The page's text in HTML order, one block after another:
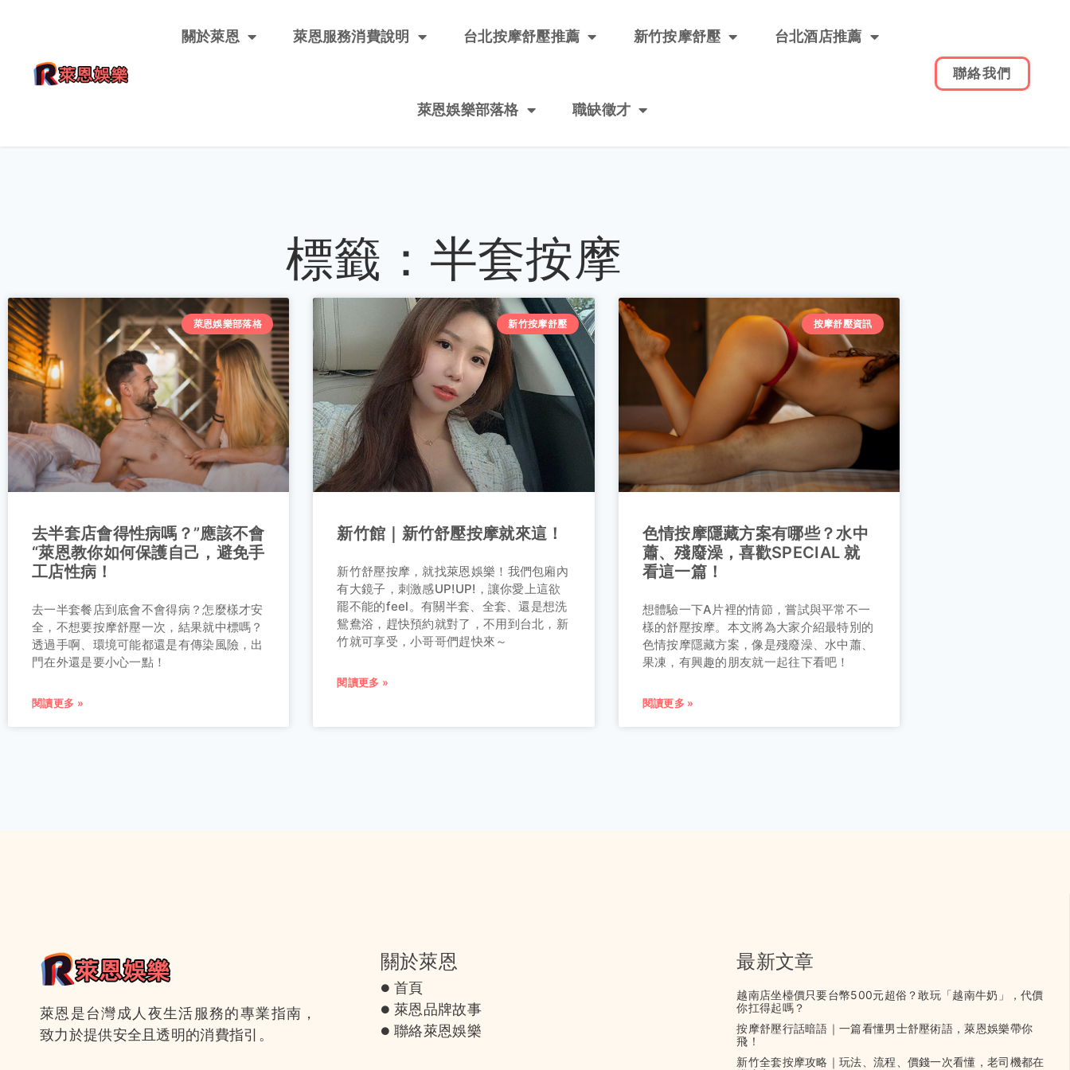
關於萊恩 萊恩服務消費說明 台北按摩舒壓推薦 新竹按摩舒壓 台北酒店推薦
萊恩娛樂部落格 職缺徵才
聯絡我們
標籤：半套按摩
萊恩娛樂部落格
去半套店會得性病嗎？”應該不會
“萊恩教你如何保護自己，避免手
工店性病！
去一半套餐店到底會不會得病？怎麼樣才安
全，不想要按摩舒壓一次，結果就中標嗎？
透過手啊、環境可能都還是有傳染風險，出
門在外還是要小心一點！
閱讀更多 »
新竹按摩舒壓
新竹館｜新竹舒壓按摩就來這！
新竹舒壓按摩，就找萊恩娛樂！我們包廂內
有大鏡子，刺激感UP!UP!，讓你愛上這欲
罷不能的feel。有關半套、全套、還是想洗
鴛鴦浴，趕快預約就對了，不用到台北，新
竹就可享受，小哥哥們趕快來～
閱讀更多 »
按摩舒壓資訊
色情按摩隱藏方案有哪些？水中
蕭、殘廢澡，喜歡SPECIAL 就
看這一篇！
想體驗一下A片裡的情節，嘗試與平常不一
樣的舒壓按摩。本文將為大家介紹最特別的
色情按摩隱藏方案，像是殘廢澡、水中蕭、
果凍，有興趣的朋友就一起往下看吧！
閱讀更多 »
萊恩是台灣成人夜生活服務的專業指南，
致力於提供安全且透明的消費指引。
關於萊恩
首頁
萊恩品牌故事
聯絡萊恩娛樂
最新文章
越南店坐檯價只要台幣500元超俗？敢玩「越南牛奶」，代價
你扛得起嗎？
按摩舒壓行話暗語｜一篇看懂男士舒壓術語，萊恩娛樂帶你
飛！
新竹全套按摩攻略｜玩法、流程、價錢一次看懂，老司機都在